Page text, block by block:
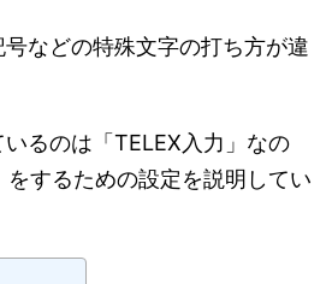
などの特殊文字の打ち方が違
るのは「TELEX入力」なの
をするための設定を説明してい